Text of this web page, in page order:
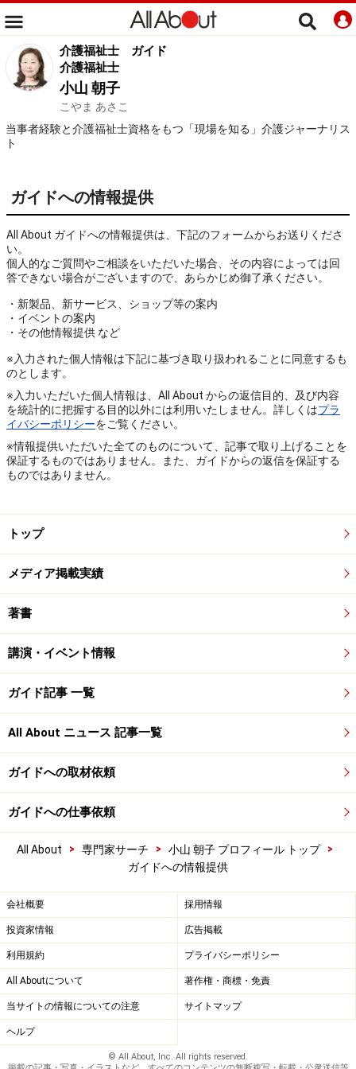
介護福祉士
ガイド
介護福祉士
小山 朝子
こやま あさこ
当事者経験と介護福祉士資格をもつ「現場を知る」介護ジャーナリス
ト
ガイドへの情報提供
All About ガイドへの情報提供は、下記のフォームからお送りくださ
い。
個人的なご質問やご相談をいただいた場合、その内容によっては回
答できない場合がございますので、あらかじめ御了承ください。
・新製品、新サービス、ショップ等の案内
・イベントの案内
・その他情報提供 など
※入力された個人情報は下記に基づき取り扱われることに同意するも
のとします。
※入力いただいた個人情報は、All About からの返信目的、及び内容
を統計的に把握する目的以外には利用いたしません。詳しくはプラ
イバシーポリシーをご覧ください。
※情報提供いただいた全てのものについて、記事で取り上げることを
保証するものではありません。また、ガイドからの返信を保証する
ものではありません。
トップ
メディア掲載実績
著書
講演・イベント情報
ガイド記事 一覧
All About ニュース 記事一覧
ガイドへの取材依頼
ガイドへの仕事依頼
All About > 専門家サーチ > 小山 朝子 プロフィール トップ
>
ガイドへの情報提供
会社概要 採用情報
投資家情報 広告掲載
利用規約 プライバシーポリシー
All Aboutについて 著作権・商標・免責
当サイトの情報についての注意 サイトマップ
ヘルプ
© All About, Inc. All rights reserved.